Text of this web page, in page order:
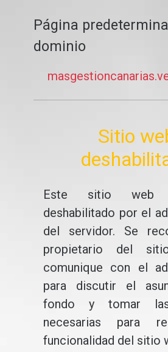
Página
dominio
Sitio
Este sitio web
deshabilitado por el
del servidor. Se
propietario del
comunique con el
para discutir el
fondo y tomar
necesarias para
funcionalidad del sitio